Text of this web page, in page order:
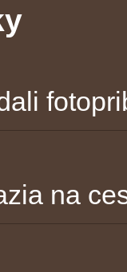
na